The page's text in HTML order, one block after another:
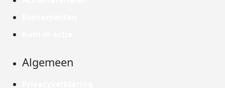
Algemeen